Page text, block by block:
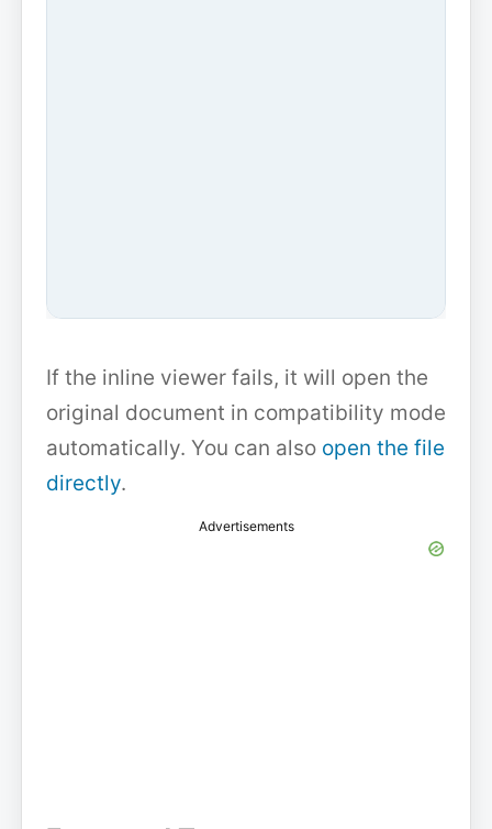
If the inline viewer fails, it will open the
original document in compatibility mode
automatically. You can also open the file
directly.
Advertisements